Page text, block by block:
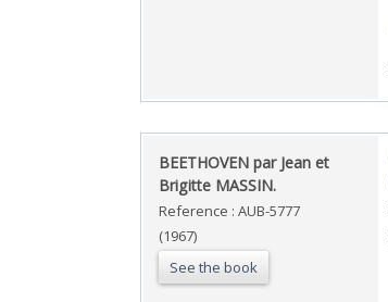
‎BEETHOVEN par Jean et
Brigitte MASSIN.‎
Reference : AUB-5777
(1967)
See the book